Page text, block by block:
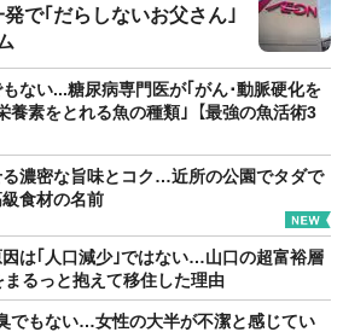
で｢だらしないお父さん｣
ない...糖尿病専門医が｢がん･動脈硬化を
養素をとれる魚の種類｣【最強の魚活術3
濃密な旨味とコク…近所の公園でタダで
食材の名前
は｢人口減少｣ではない…山口の超富裕層
るっと抱えて移住した理由
でもない…女性の大半が不潔と感じてい